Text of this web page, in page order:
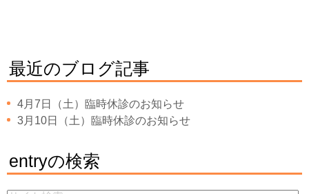
最近のブログ記事
4月7日（土）臨時休診のお知らせ
3月10日（土）臨時休診のお知らせ
entryの検索